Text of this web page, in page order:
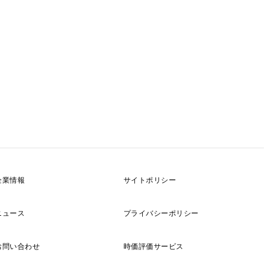
業情報
ュース
問い合わせ
サイトポリシー
プライバシーポリシー
時価評価サービス